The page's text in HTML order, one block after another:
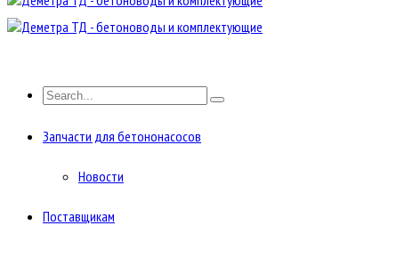
Запчасти для бетононасосов
Новости
Поставщикам